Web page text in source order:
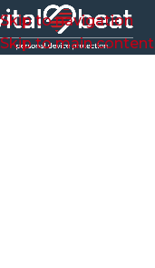
Skip to navigation
Skip to main content